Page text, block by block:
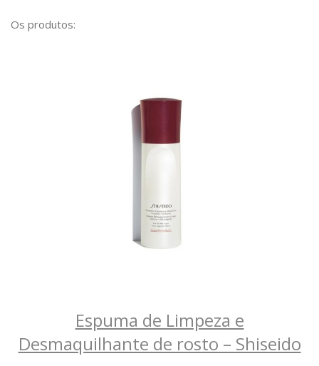
Os produtos:
Espuma de Limpeza e
Desmaquilhante de rosto – Shiseido